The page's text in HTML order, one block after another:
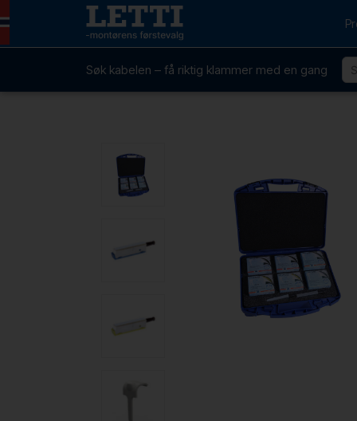
Søk kabelen – få riktig klammer med en gang